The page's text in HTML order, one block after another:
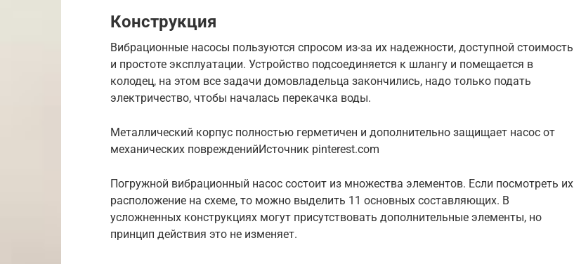
Конструкция
Вибрационные насосы пользуются спросом из-за их надежности, доступной стоимость
и простоте эксплуатации. Устройство подсоединяется к шлангу и помещается в
колодец, на этом все задачи домовладельца закончились, надо только подать
электричество, чтобы началась перекачка воды.
Металлический корпус полностью герметичен и дополнительно защищает насос от
механических поврежденийИсточник pinterest.com
Погружной вибрационный насос состоит из множества элементов. Если посмотреть их
расположение на схеме, то можно выделить 11 основных составляющих. В
усложненных конструкциях могут присутствовать дополнительные элементы, но
принцип действия это не изменяет.